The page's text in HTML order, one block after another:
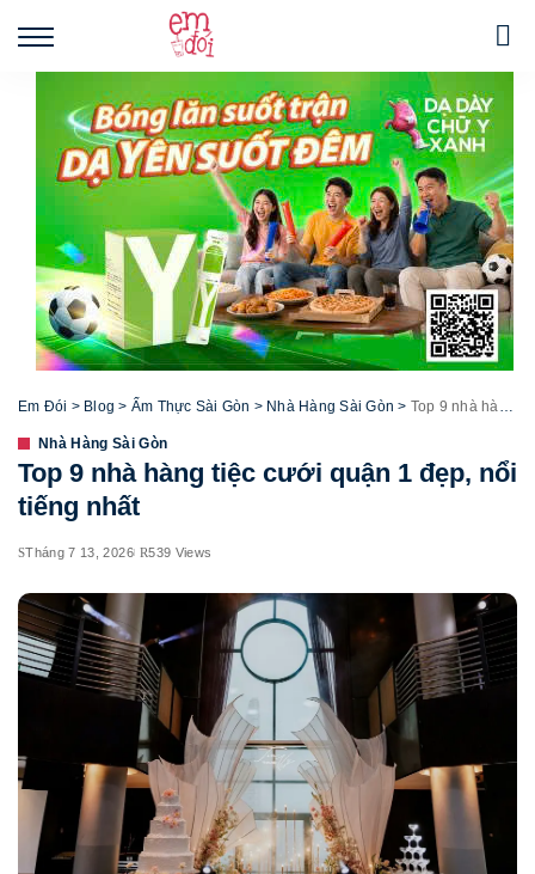
Em Đói > Blog > Ẩm Thực Sài Gòn > Nhà Hàng Sài Gòn > Top 9 nhà hàng tiệc cưới quận 1 đẹp, nổi tiếng nhất
Nhà Hàng Sài Gòn
Top 9 nhà hàng tiệc cưới quận 1 đẹp, nổi
tiếng nhất
Tháng 7 13, 2026 539 Views